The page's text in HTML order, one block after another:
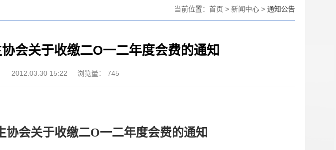
当前位置： 首页 > 新闻中心 > 通知公告
会关于收缴二O一二年度会费的通知
2012.03.30 15:22 浏览量： 745
协会关于收缴二O一二年度会费的通知